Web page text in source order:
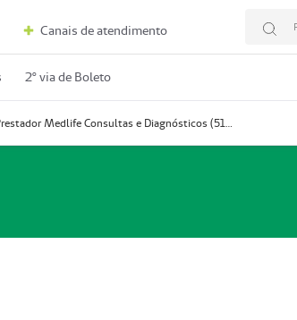
Canais de atendimento
2º via de Boleto
Prestador Medlife Consultas e Diagnósticos (51004334-2)